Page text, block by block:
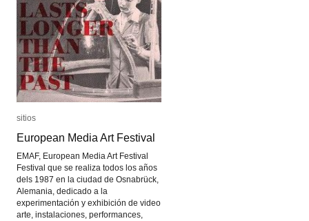
sitios
European Media Art Festival
EMAF, European Media Art Festival
Festival que se realiza todos los años
dels 1987 en la ciudad de Osnabrück,
Alemania, dedicado a la
experimentación y exhibición de video
arte, instalaciones, performances,
sitios
European Media Art Festival